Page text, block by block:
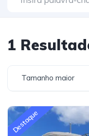
1
Tamanho maior
Destaque